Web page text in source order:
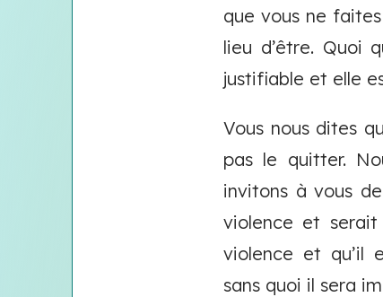
que vous ne
lieu d’être. Quoi
justifiable et elle
Vous nous dites
pas le quitter.
invitons à vous
violence et
violence et qu’il
sans quoi il sera